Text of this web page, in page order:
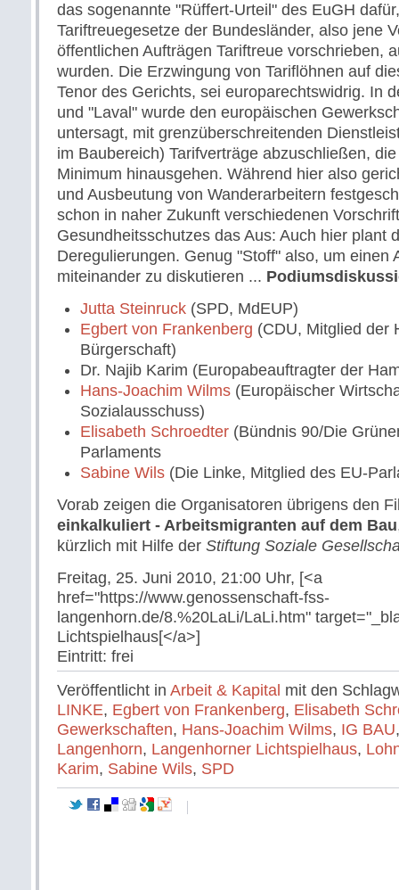
das sogenannte "Rüffert-Urteil" des EuGH
Tariftreuegesetze der Bundesländer, also jene
öffentlichen Aufträgen Tariftreue vorschrieben,
wurden. Die Erzwingung von Tariflöhnen auf
Tenor des Gerichts, sei europarechtswidrig. In
und "Laval" wurde den europäischen
untersagt, mit grenzüberschreitenden
im Baubereich) Tarifverträge abzuschließen,
Minimum hinausgehen. Während hier also
und Ausbeutung von Wanderarbeitern
schon in naher Zukunft verschiedenen
Gesundheitsschutzes das Aus: Auch hier plant
Deregulierungen. Genug "Stoff" also, um einen
miteinander zu diskutieren ...
Jutta Steinruck (SPD, MdEUP)
Egbert von Frankenberg (CDU, Mitglied der
Bürgerschaft)
Dr. Najib Karim (Europabeauftragter der
Hans-Joachim Wilms (Europäischer
Sozialausschuss)
Elisabeth Schroedter (Bündnis 90/Die
Parlaments
Sabine Wils (Die Linke, Mitglied des EU-
Vorab zeigen die Organisatoren übrigens den
einkalkuliert - Arbeitsmigranten auf dem Bau
kürzlich mit Hilfe der Stiftung Soziale
Freitag, 25. Juni 2010, 21:00 Uhr, [<a
href="https://www.genossenschaft-fss-
langenhorn.de/8.%20LaLi/LaLi.htm"
Lichtspielhaus[</a>]
Eintritt: frei
Veröffentlicht in Arbeit & Kapital mit den
LINKE, Egbert von Frankenberg, Elisabeth
Gewerkschaften, Hans-Joachim Wilms, IG BAU
Langenhorn, Langenhorner Lichtspielhaus,
Karim, Sabine Wils, SPD